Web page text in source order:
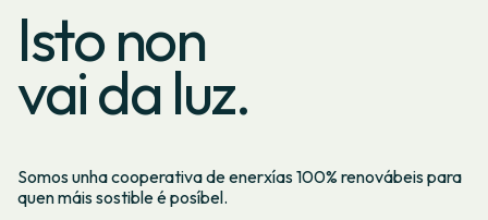
Isto non
vai da luz.
Somos unha cooperativa de enerxías 100% renovábeis para
quen máis sostible é posíbel.